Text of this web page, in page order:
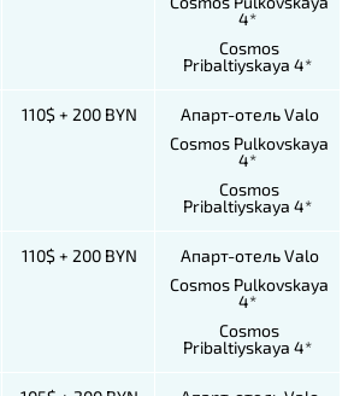
4*
Cosmos
Pribaltiyskaya 4*
110$ + 200 BYN
Апарт-отель Valo
Cosmos Pulkovskaya
4*
Cosmos
Pribaltiyskaya 4*
110$ + 200 BYN
Апарт-отель Valo
Cosmos Pulkovskaya
4*
Cosmos
Pribaltiyskaya 4*